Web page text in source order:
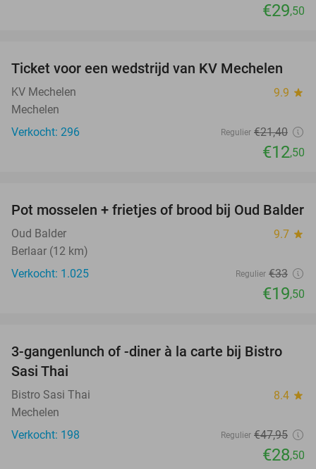
€29,50
42%
Ticket voor een wedstrijd van KV Mechelen
KV Mechelen 9.9 star
Mechelen
Verkocht: 296
Regulier €21,40
€12,50
41%
Pot mosselen + frietjes of brood bij Oud Balder
Oud Balder 9.7 star
Berlaar (12 km)
Verkocht: 1.025
Regulier €33
€19,50
41%
3-gangenlunch of -diner à la carte bij Bistro
Sasi Thai
Bistro Sasi Thai 8.4 star
Mechelen
Verkocht: 198
Regulier €47,95
€28,50